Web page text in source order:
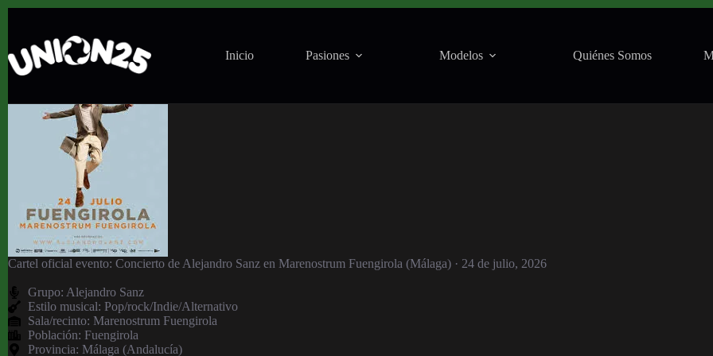
Inicio Pasiones Modelos Quiénes Somos
Concierto de Alejandro Sanz en Marenostrum Fuengirola (Málaga) · 24 de julio, 2026
Cartel oficial evento: Concierto de Alejandro Sanz en Marenostrum Fuengirola (Málaga) · 24 de julio, 2026
Grupo: Alejandro Sanz
Estilo musical: Pop/rock/Indie/Alternativo
Sala/recinto: Marenostrum Fuengirola
Población: Fuengirola
Provincia: Málaga (Andalucía)